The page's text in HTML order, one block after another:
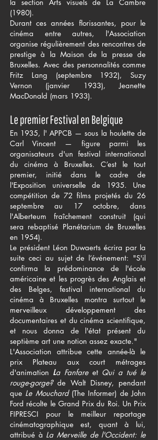
la section Arts visuels de La Cambre
(1980).
Durant ces années florissantes, pour le
cinéma entre autres, l'Association
organise régulièrement des rencontres de
prestige à la Maison de la presse de
Bruxelles. Avec des personnalités comme
Fritz Lang (septembre 1932), Suzy
Vernon (janvier 1933), Jeanette
MacDonald (mars 1933).
Le premier Festival en Belgique
En 1935, l' APPCB — sous la houlette de
Carl Vincent — figure parmi les
organisateurs d'un festival international
du cinéma à Bruxelles. C’est le tout
premier, initié dans le cadre de
l'Exposition universelle de 1935. Une
compétition de 72 films projetés du 26
septembre au 17 octobre, dans
l'Alberteum fraîchement construit (qui
sera rebaptisé Planétarium de Bruxelles
en 1954).
Le président Léon Duwaerts écrira par la
suite ceci au sujet de l’événement: "S'il
confirma la prédominance de l'école
américaine et les progrès des Anglais et
des Belges, festival international du
cinéma à Bruxelles montra surtout le
merveilleux développement des
documentaires et du cinéma scientifique,
et nous donna de l'état présent du
septième art une notion assez exacte."
L'Association attribue cette année-là le
prix Plateau aux court métrages
d'animation La Fanfare etQui a tué le
rouge-gorge?de Walt Disney, pendant
que Le Mouchard(The Informer) de John
Ford récolte le Grand Prix du Roi. Un Prix
FIPRESCI pour le meilleur reportage
cinématographique est, quant à lui,
attribué à La Merveille de l'Occident: le